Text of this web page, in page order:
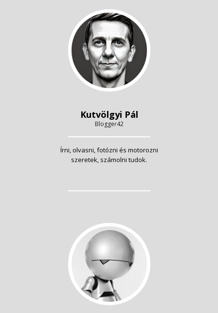
Kutvölgyi Pál
Blogger42
Írni, olvasni, fotózni és motorozni
szeretek, számolni tudok.